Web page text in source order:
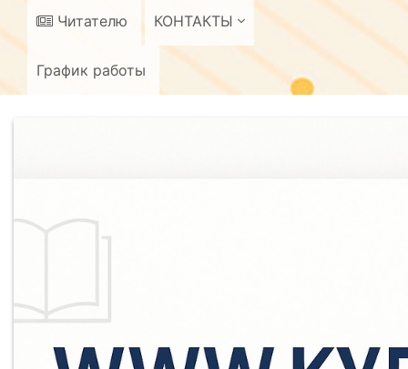
Читателю КОНТАКТЫ
График работы